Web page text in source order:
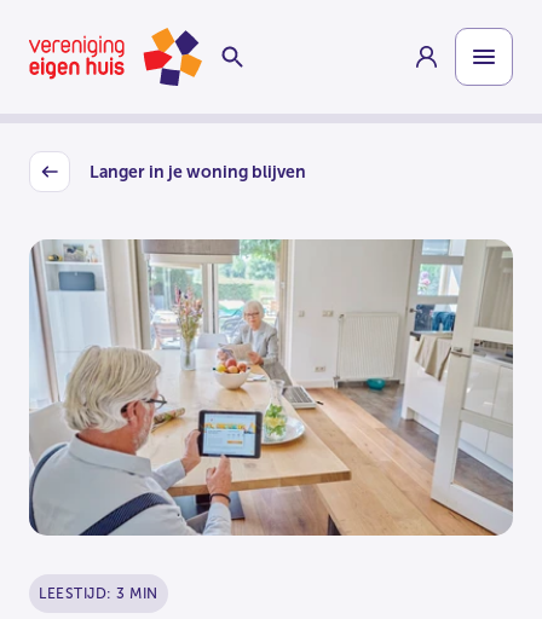
naar
hoofdinhoud
Homepage
Back
Langer in je woning blijven
LEESTIJD: 3 MIN